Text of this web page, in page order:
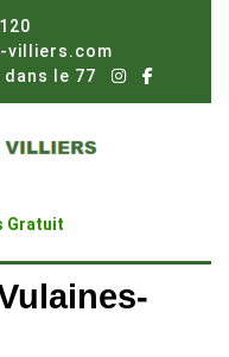
villiers.com
le 77
Gratuit